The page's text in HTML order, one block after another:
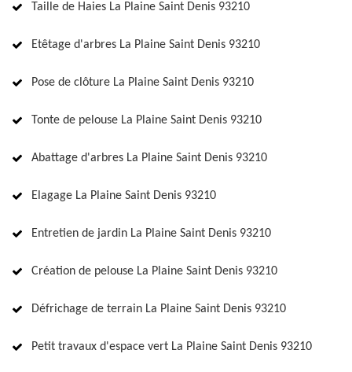
Taille de Haies La Plaine Saint Denis 93210
Etêtage d'arbres La Plaine Saint Denis 93210
Pose de clôture La Plaine Saint Denis 93210
Tonte de pelouse La Plaine Saint Denis 93210
Abattage d'arbres La Plaine Saint Denis 93210
Elagage La Plaine Saint Denis 93210
Entretien de jardin La Plaine Saint Denis 93210
Création de pelouse La Plaine Saint Denis 93210
Défrichage de terrain La Plaine Saint Denis 93210
Petit travaux d'espace vert La Plaine Saint Denis 93210